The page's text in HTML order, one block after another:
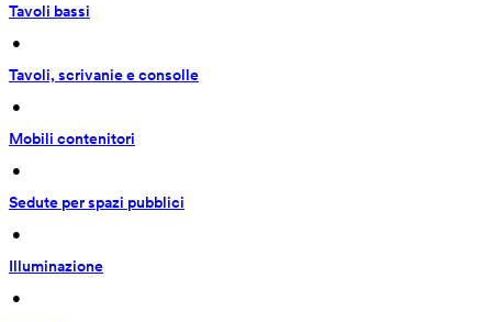
Tavoli bassi
•
Tavoli, scrivanie e consolle
•
Mobili contenitori
•
Sedute per spazi pubblici
•
Illuminazione
•